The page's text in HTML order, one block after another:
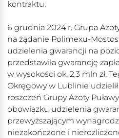
kontraktu.
6 grudnia 2024 r. Grupa
na żądanie Polimexu-
udzielenia gwarancji na
przedstawiła gwarancję
w wysokości ok. 2,3 mln zł.
Okręgowy w Lublinie
roszczeń Grupy Azoty
obowiązku udzielenia
przewyższającym
niezakończone i